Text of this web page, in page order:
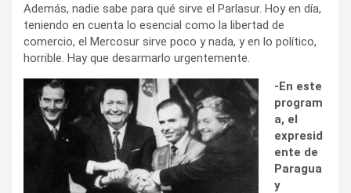
Además, nadie sabe para qué sirve el Parlasur. Hoy en día,
teniendo en cuenta lo esencial como la libertad de
comercio, el Mercosur sirve poco y nada, y en lo político,
horrible. Hay que desarmarlo urgentemente.
-En este
program
a, el
expresid
ente de
Paragua
y